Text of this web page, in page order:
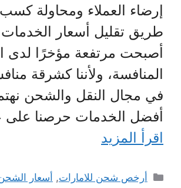
إرضاء العملاء ومحاولة
طريق تقليل أسعار الخدمات
أصبحت مرتفعة مؤخرًا لدى
المنافسة، ولأننا كشرقة
في مجال النقل والشحن
أفضل الخدمات حرصنا
اقرأ المزيد
التصنيفات
أرخص شحن للامارات, أسعار